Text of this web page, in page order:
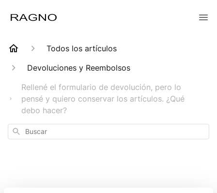
Todos los artículos
Devoluciones y Reembolsos
Rellené el formulario de devolución, pero lo
pensé y quiero conservar los artículos. ¿Qué
debo hacer?
Buscar